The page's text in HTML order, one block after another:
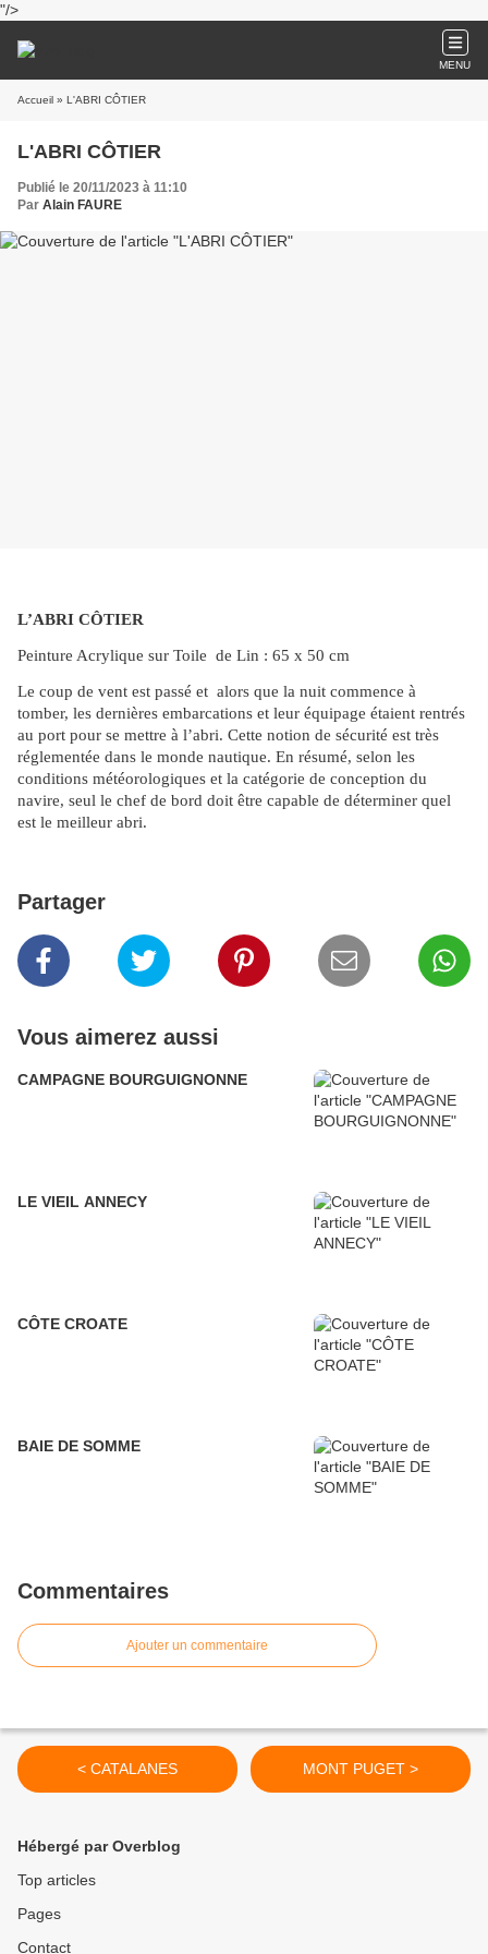
"/>
MENU
Accueil » L'ABRI CÔTIER
L'ABRI CÔTIER
Publié le 20/11/2023 à 11:10
Par Alain FAURE
L’ABRI CÔTIER
Peinture Acrylique sur Toile de Lin : 65 x 50 cm
Le coup de vent est passé et alors que la nuit commence à
tomber, les dernières embarcations et leur équipage étaient rentrés
au port pour se mettre à l’abri. Cette notion de sécurité est très
réglementée dans le monde nautique. En résumé, selon les
conditions météorologiques et la catégorie de conception du
navire, seul le chef de bord doit être capable de déterminer quel
est le meilleur abri.
Partager
Vous aimerez aussi
CAMPAGNE BOURGUIGNONNE
LE VIEIL ANNECY
CÔTE CROATE
BAIE DE SOMME
Commentaires
Ajouter un commentaire
< CATALANES MONT PUGET >
Hébergé par Overblog
Top articles
Pages
Contact